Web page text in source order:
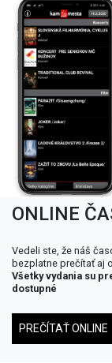
ONLINE
Vedeli ste, že náš
bezplatne prečítať aj
Všetky vydania su
dostupné
PREČÍTAŤ ONLINE